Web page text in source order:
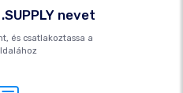
nevet
és csatlakoztassa a